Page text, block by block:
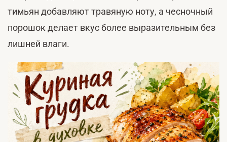
тимьян добавляют травяную ноту, а чесночный
порошок делает вкус более выразительным без
лишней влаги.